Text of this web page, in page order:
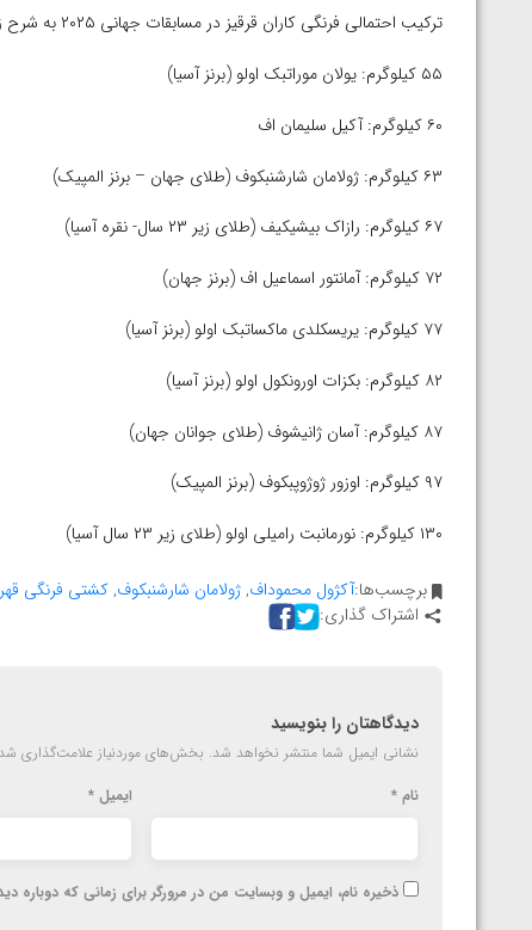
ترکیب احتمالی فرنگی کاران قرقیز در مسابقات جهانی ۲۰۲۵ به شرح زیر است:
۵۵ کیلوگرم: یولان موراتبک اولو (برنز آسیا)
۶۰ کیلوگرم: آکیل سلیمان اف
۶۳ کیلوگرم: ژولامان شارشنبکوف (طلای جهان – برنز المپیک)
۶۷ کیلوگرم: رازاک بیشیکیف (طلای زیر ۲۳ سال- نقره آسیا)
۷۲ کیلوگرم: آمانتور اسماعیل اف (برنز جهان)
۷۷ کیلوگرم: یریسکلدی ماکساتبک اولو (برنز آسیا)
۸۲ کیلوگرم: بکزات اورونکول اولو (برنز آسیا)
۸۷ کیلوگرم: آسان ژانیشوف (طلای جوانان جهان)
۹۷ کیلوگرم: اوزور ژوژوپبکوف (برنز المپیک)
۱۳۰ کیلوگرم: نورمانبت رامیلی اولو (طلای زیر ۲۳ سال آسیا)
برچسب‌ها:آکژول محموداف,ژولامان شارشنبکوف,کشتی فرنگی
اشتراک گذاری:
دیدگاهتان را بنویسید
نشانی ایمیل شما منتشر نخواهد شد. بخش‌های موردنیاز علامت‌گذاری
نام * ایمیل*
ذخیره نام، ایمیل و وبسایت من در مرورگر برای زمانی که دوباره
امین میرزازاده
ویدیو؛ باخت امین کاویانی نژاد مقابل مالخاز